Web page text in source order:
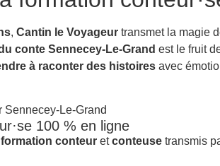
, Cantin le Voyageur transmet la magie
conte Sennecey-Le-Grand est le fruit
à raconter des histoires avec
100 % en ligne
formation conteur etconteuse transmis